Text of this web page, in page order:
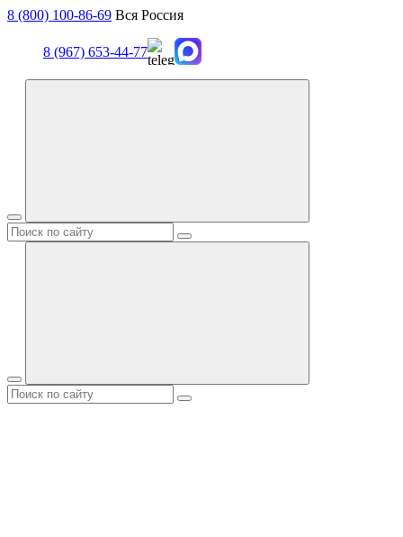
8 (800) 100-86-69 Вся Россия
8 (967) 653-44-77